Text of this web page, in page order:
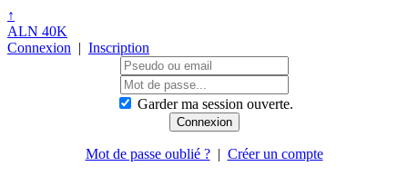
↑
ALN 40K
Connexion | Inscription
Garder ma session ouverte.
Mot de passe oublié ?| Créer un compte